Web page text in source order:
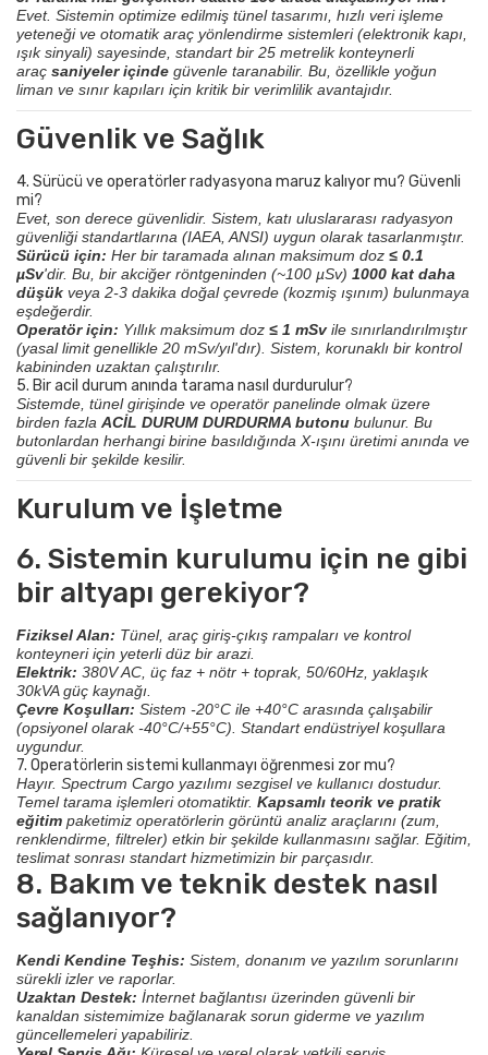
Evet. Sistemin optimize edilmiş tünel tasarımı, hızlı veri işleme
yeteneği ve otomatik araç yönlendirme sistemleri (elektronik kapı,
ışık sinyali) sayesinde, standart bir 25 metrelik konteynerli
araç saniyeler içinde güvenle taranabilir. Bu, özellikle yoğun
liman ve sınır kapıları için kritik bir verimlilik avantajıdır.
Güvenlik ve Sağlık
4. Sürücü ve operatörler radyasyona maruz kalıyor mu? Güvenli
mi?
Evet, son derece güvenlidir. Sistem, katı uluslararası radyasyon
güvenliği standartlarına (IAEA, ANSI) uygun olarak tasarlanmıştır.
Sürücü için: Her bir taramada alınan maksimum doz ≤ 0.1
µSv'dir. Bu, bir akciğer röntgeninden (~100 µSv) 1000 kat daha
düşük veya 2-3 dakika doğal çevrede (kozmiş ışınım) bulunmaya
eşdeğerdir.
Operatör için: Yıllık maksimum doz ≤ 1 mSvile sınırlandırılmıştır
(yasal limit genellikle 20 mSv/yıl'dır). Sistem, korunaklı bir kontrol
kabininden uzaktan çalıştırılır.
5. Bir acil durum anında tarama nasıl durdurulur?
Sistemde, tünel girişinde ve operatör panelinde olmak üzere
birden fazla ACİL DURUM DURDURMA butonu bulunur. Bu
butonlardan herhangi birine basıldığında X-ışını üretimi anında ve
güvenli bir şekilde kesilir.
Kurulum ve İşletme
6. Sistemin kurulumu için ne gibi
bir altyapı gerekiyor?
Fiziksel Alan: Tünel, araç giriş-çıkış rampaları ve kontrol
konteyneri için yeterli düz bir arazi.
Elektrik: 380V AC, üç faz + nötr + toprak, 50/60Hz, yaklaşık
30kVA güç kaynağı.
Çevre Koşulları: Sistem -20°C ile +40°C arasında çalışabilir
(opsiyonel olarak -40°C/+55°C). Standart endüstriyel koşullara
uygundur.
7. Operatörlerin sistemi kullanmayı öğrenmesi zor mu?
Hayır. Spectrum Cargo yazılımı sezgisel ve kullanıcı dostudur.
Temel tarama işlemleri otomatiktir. Kapsamlı teorik ve pratik
eğitim paketimiz operatörlerin görüntü analiz araçlarını (zum,
renklendirme, filtreler) etkin bir şekilde kullanmasını sağlar. Eğitim,
teslimat sonrası standart hizmetimizin bir parçasıdır.
8. Bakım ve teknik destek nasıl
sağlanıyor?
Kendi Kendine Teşhis: Sistem, donanım ve yazılım sorunlarını
sürekli izler ve raporlar.
Uzaktan Destek: İnternet bağlantısı üzerinden güvenli bir
kanaldan sistemimize bağlanarak sorun giderme ve yazılım
güncellemeleri yapabiliriz.